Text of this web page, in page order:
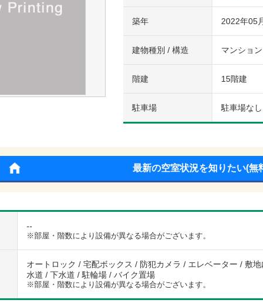
築年 2022年05
建物種別 / 構造 マンショ
階建 15階建
駐車場 駐車場なし
最新の空室状況を知りたい(無
--
※部屋・階数により設備が異なる場合がございます。
オートロック / 宅配ボックス / 防犯カメラ / エレベーター / 敷
水道 / 下水道 / 駐輪場 / バイク置場
※部屋・階数により設備が異なる場合がございます。